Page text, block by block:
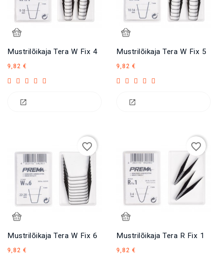
Mustrilõikaja Tera W Fix 4
9,82 €
Mustrilõikaja Tera W Fix 5
9,82 €
Mustrilõikaja Tera W Fix 6
9,82 €
favorite_border
Mustrilõikaja Tera R Fix 1
9,82 €
favorite_border